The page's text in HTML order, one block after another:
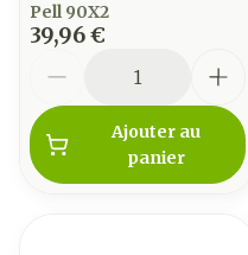
Pell 90X2
39,96 €
Ajouter au
panier